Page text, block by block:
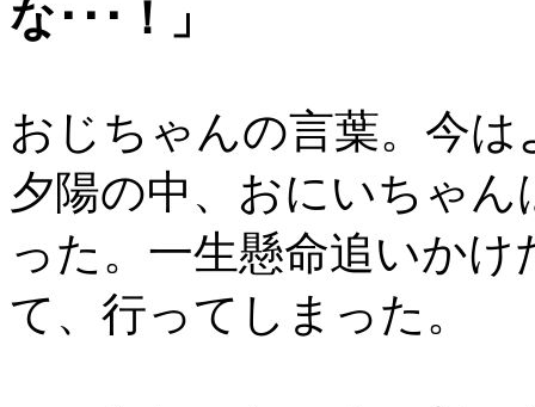
な･･･！」
おじちゃんの言葉。今
夕陽の中、おにいちゃ
った。一生懸命追いか
て、行ってしまった。